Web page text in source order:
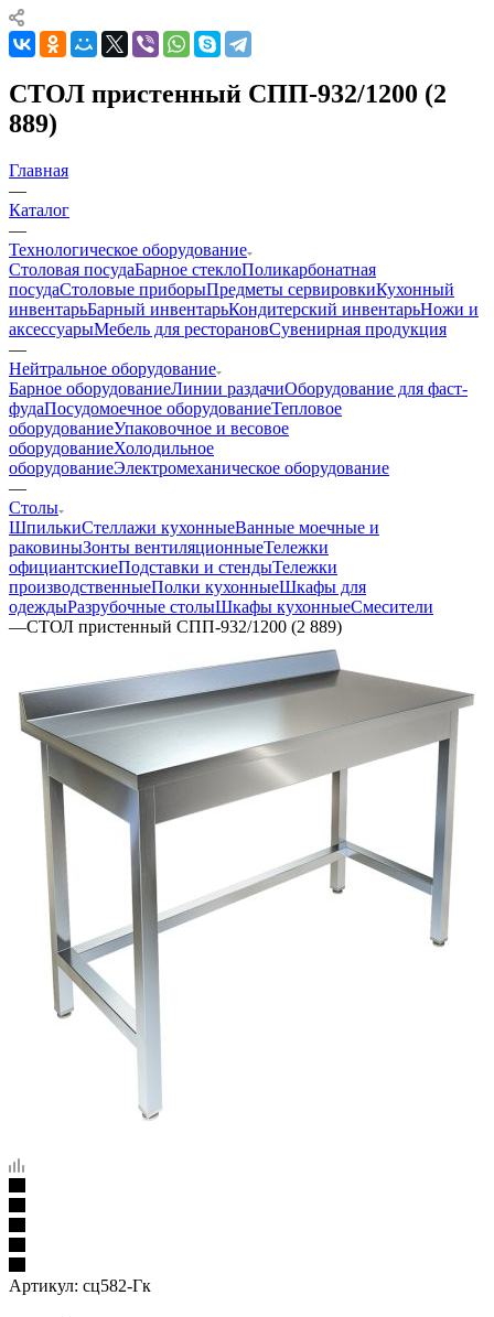
СТОЛ пристенный СПП-932/1200 (2
889)
Главная
—
Каталог
—
Технологическое оборудование
Столовая посудаБарное стеклоПоликарбонатная
посудаСтоловые приборыПредметы сервировкиКухонный
инвентарьБарный инвентарьКондитерский инвентарьНожи и
аксессуарыМебель для ресторановСувенирная продукция
—
Нейтральное оборудование
Барное оборудованиеЛинии раздачиОборудование для фаст-
фудаПосудомоечное оборудованиеТепловое
оборудованиеУпаковочное и весовое
оборудованиеХолодильное
оборудованиеЭлектромеханическое оборудование
—
Столы
ШпилькиСтеллажи кухонныеВанные моечные и
раковиныЗонты вентиляционныеТележки
официантскиеПодставки и стендыТележки
производственныеПолки кухонныеШкафы для
одеждыРазрубочные столыШкафы кухонныеСмесители
—СТОЛ пристенный СПП-932/1200 (2 889)
Артикул: сц582-Гк